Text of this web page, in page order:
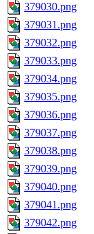
379030.png
379031.png
379032.png
379033.png
379034.png
379035.png
379036.png
379037.png
379038.png
379039.png
379040.png
379041.png
379042.png